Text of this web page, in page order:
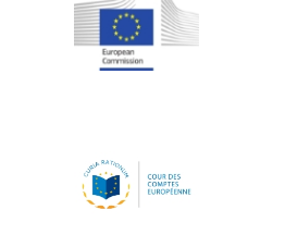
Jean-Louis Schiltz
Jean-Victor Louis
Johnny Åkerholm